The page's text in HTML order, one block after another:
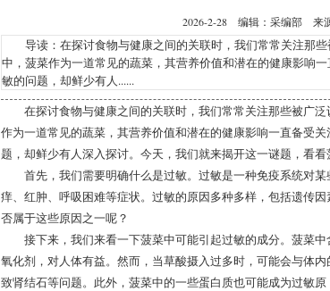
2026-2-28 编辑：采编部 来
导读：在探讨食物与健康之间的关联时，我们常常关注那些
中，菠菜作为一道常见的蔬菜，其营养价值和潜在的健康影响
敏的问题，却鲜少有人......
在探讨食物与健康之间的关联时，我们常常关注那些被广
作为一道常见的蔬菜，其营养价值和潜在的健康影响一直备受
题，却鲜少有人深入探讨。今天，我们就来揭开这一谜题，看看
首先，我们需要明确什么是过敏。过敏是一种免疫系统对
痒、红肿、呼吸困难等症状。过敏的原因多种多样，包括遗传
否属于这些原因之一呢？
接下来，我们来看一下菠菜中可能引起过敏的成分。菠菜
氧化剂，对人体有益。然而，当草酸摄入过多时，可能会与体
致肾结石等问题。此外，菠菜中的一些蛋白质也可能成为过敏原